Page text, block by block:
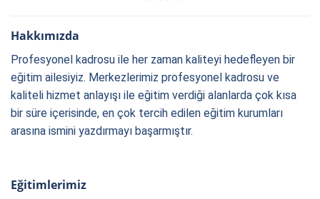
Hakkımızda
Profesyonel kadrosu ile her zaman kaliteyi hedefleyen bir
eğitim ailesiyiz. Merkezlerimiz profesyonel kadrosu ve
kaliteli hizmet anlayışı ile eğitim verdiği alanlarda çok kısa
bir süre içerisinde, en çok tercih edilen eğitim kurumları
arasına ismini yazdırmayı başarmıştır.
Eğitimlerimiz